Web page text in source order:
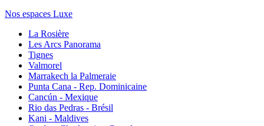
Nos espaces Luxe
La Rosière
Les Arcs Panorama
Tignes
Valmorel
Marrakech la Palmeraie
Punta Cana - Rep. Dominicaine
Cancún - Mexique
Rio das Pedras - Brésil
Kani - Maldives